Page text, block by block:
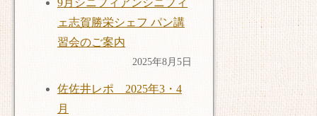
9月シニフィアンシニフィ
ェ志賀勝栄シェフ パン講
習会のご案内
2025年8月5日
佐佐井レポ 2025年3・4
月